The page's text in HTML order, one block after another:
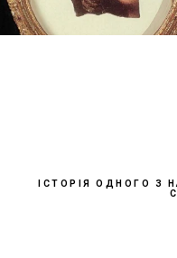
ІСТОРІЯ ОДНОГО З